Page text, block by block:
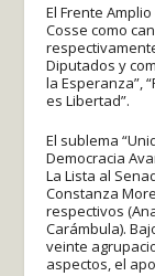
El Frente
Cosse como
Diputados y
la Esperanza”,
es Libertad”.
El sublema
Democracia
La Lista al
Constanza
respectivos
Carámbula).
veinte
aspectos, el